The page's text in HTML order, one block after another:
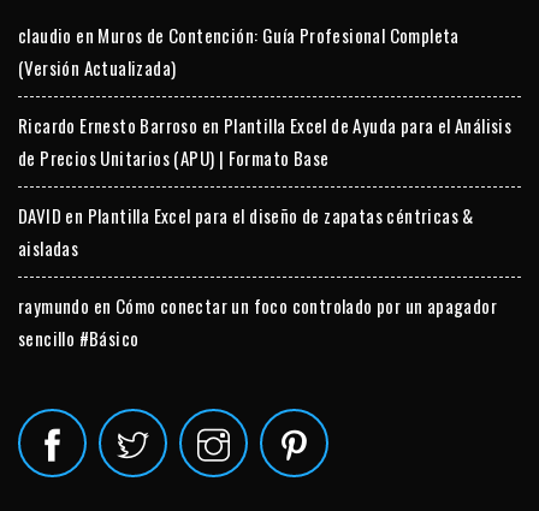
claudio en Muros de Contención: Guía Profesional Completa
(Versión Actualizada)
Ricardo Ernesto Barroso en Plantilla Excel de Ayuda para el Análisis
de Precios Unitarios (APU) | Formato Base
DAVID en Plantilla Excel para el diseño de zapatas céntricas &
aisladas
raymundo en Cómo conectar un foco controlado por un apagador
sencillo #Básico